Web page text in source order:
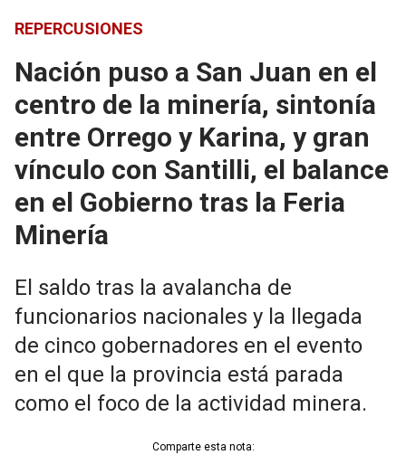
REPERCUSIONES
Nación puso a San Juan en el
centro de la minería, sintonía
entre Orrego y Karina, y gran
vínculo con Santilli, el balance
en el Gobierno tras la Feria
Minería
El saldo tras la avalancha de
funcionarios nacionales y la llegada
de cinco gobernadores en el evento
en el que la provincia está parada
como el foco de la actividad minera.
Comparte esta nota: